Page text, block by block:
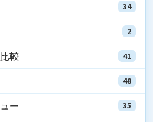
34
2
較 41
48
ー 35